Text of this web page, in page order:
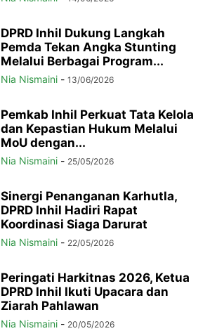
DPRD Inhil Dukung Langkah
Pemda Tekan Angka Stunting
Melalui Berbagai Program...
Nia Nismaini - 13/06/2026
Pemkab Inhil Perkuat Tata Kelola
dan Kepastian Hukum Melalui
MoU dengan...
Nia Nismaini - 25/05/2026
Sinergi Penanganan Karhutla,
DPRD Inhil Hadiri Rapat
Koordinasi Siaga Darurat
Nia Nismaini - 22/05/2026
Peringati Harkitnas 2026, Ketua
DPRD Inhil Ikuti Upacara dan
Ziarah Pahlawan
Nia Nismaini - 20/05/2026